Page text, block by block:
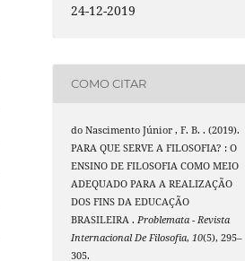
24-12-2019
COMO CITAR
do Nascimento Júnior , F. B. . (2019).
PARA QUE SERVE A FILOSOFIA? : O
ENSINO DE FILOSOFIA COMO MEIO
ADEQUADO PARA A REALIZAÇÃO
DOS FINS DA EDUCAÇÃO
BRASILEIRA . Problemata - Revista
Internacional De Filosofia, 10(5), 295–
305.